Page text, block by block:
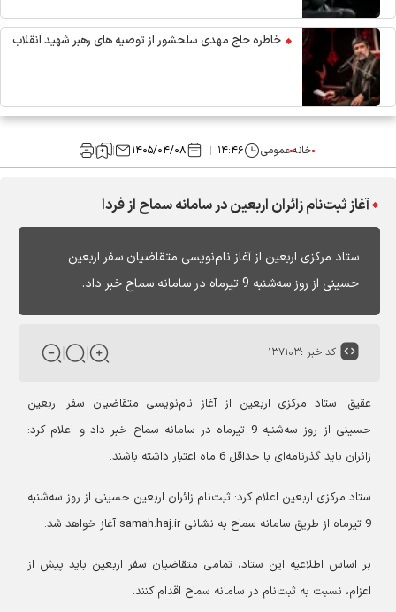
خاطره حاج مهدی سلحشور از توصیه های رهبر شهید انقلاب
خانهعمومی ۱۴:۴۶ ۱۴۰۵/۰۴/۰۸
آغاز ثبت‌نام زائران اربعین در سامانه سماح از فردا
ستاد مرکزی اربعین از آغاز نام‌نویسی متقاضیان سفر اربعین
حسینی از روز سه‌شنبه 9 تیرماه در سامانه سماح خبر داد.
کد خبر :۱۳۷۱۰۳
عقیق: ستاد مرکزی اربعین از آغاز نام‌نویسی متقاضیان سفر اربعین
حسینی از روز سه‌شنبه 9 تیرماه در سامانه سماح خبر داد و اعلام کرد:
زائران باید گذرنامه‌ای با حداقل 6 ماه اعتبار داشته باشند.
ستاد مرکزی اربعین اعلام کرد: ثبت‌نام زائران اربعین حسینی از روز سه‌شنبه
بر اساس اطلاعیه این ستاد، تمامی متقاضیان سفر اربعین باید پیش از
اعزام، نسبت به ثبت‌نام در سامانه سماح اقدام کنند.